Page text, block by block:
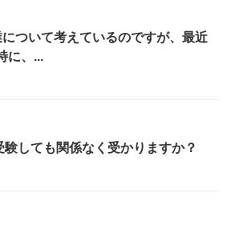
ついて考えているのですが、最近
に、...
しても関係なく受かりますか？